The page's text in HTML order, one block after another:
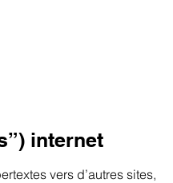
internet
vers d’autres sites,